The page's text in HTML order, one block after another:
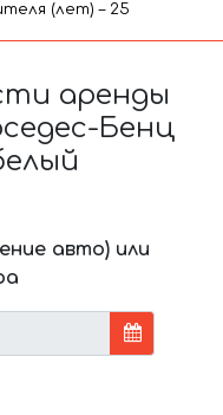
(лет) – 25
аренды
Бенц
авто) или